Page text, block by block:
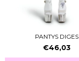
PANTYS DIGES
€46,03